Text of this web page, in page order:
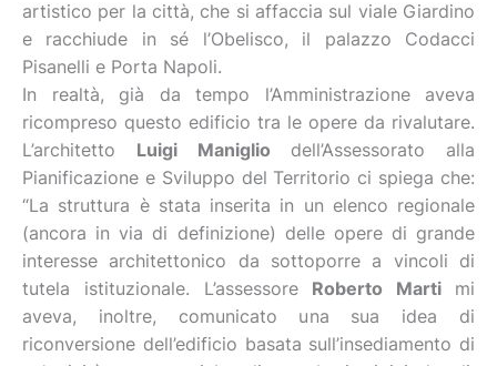
artistico per la città, che si affaccia sul viale Giardino
e racchiude in sé l’Obelisco, il palazzo Codacci
Pisanelli e Porta Napoli.
In realtà, già da tempo l’Amministrazione aveva
ricompreso questo edificio tra le opere da rivalutare.
L’architetto Luigi Maniglio dell’Assessorato alla
Pianificazione e Sviluppo del Territorio ci spiega che:
“La struttura è stata inserita in un elenco regionale
(ancora in via di definizione) delle opere di grande
interesse architettonico da sottoporre a vincoli di
tutela istituzionale. L’assessore Roberto Marti mi
aveva, inoltre, comunicato una sua idea di
riconversione dell’edificio basata sull’insediamento di